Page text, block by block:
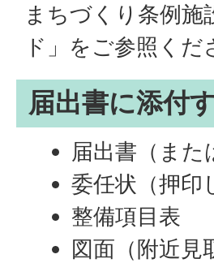
まちづくり条例
ド」をご参照くだ
届出書に添付
届出書（また
委任状（押印
整備項目表
図面（附近見